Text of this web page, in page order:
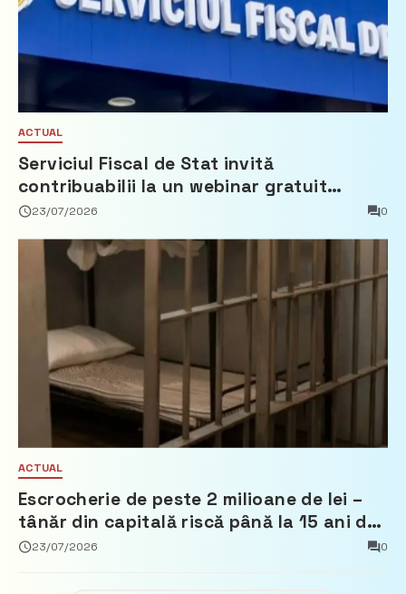
ACTUAL
Serviciul Fiscal de Stat invită
contribuabilii la un webinar gratuit
privind calculul impozitului pe bunurile
23/07/2026 0
ACTUAL
Escrocherie de peste 2 milioane de lei –
tânăr din capitală riscă până la 15 ani de
închisoare
23/07/2026 0